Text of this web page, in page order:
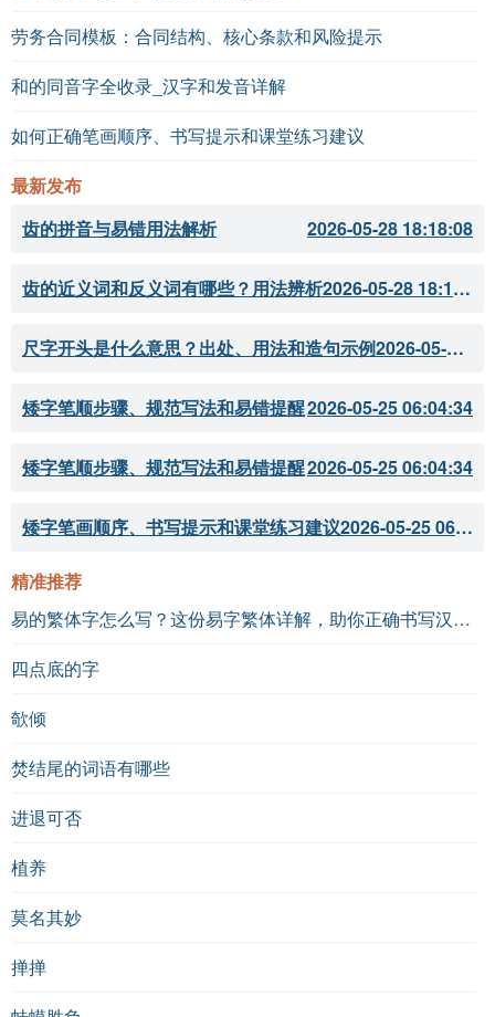
劳务合同模板：合同结构、核心条款和风险提示
和的同音字全收录_汉字和发音详解
如何正确笔画顺序、书写提示和课堂练习建议
最新发布
齿的拼音与易错用法解析
2026-05-28 18:18:08
齿的近义词和反义词有哪些？用法辨析 2026-05-28 18:18:07
尺字开头是什么意思？出处、用法和造句示例 2026-05-28 18:18:05
矮字笔顺步骤、规范写法和易错提醒2026-05-25 06:04:34
矮字笔顺步骤、规范写法和易错提醒2026-05-25 06:04:34
矮字笔画顺序、书写提示和课堂练习建议 2026-05-25 06:04:33
精准推荐
易的繁体字怎么写？这份易字繁体详解，助你正确书写汉字_汉字繁体学习
四点底的字
欹倾
焚结尾的词语有哪些
进退可否
植养
莫名其妙
掸掸